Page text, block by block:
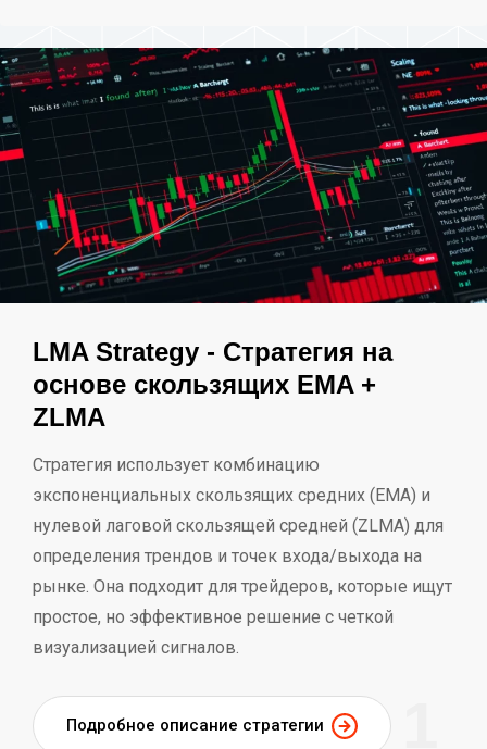
LMA Strategy - Стратегия на
основе скользящих EMA +
ZLMA
Стратегия использует комбинацию
экспоненциальных скользящих средних (EMA) и
нулевой лаговой скользящей средней (ZLMA) для
определения трендов и точек входа/выхода на
рынке. Она подходит для трейдеров, которые ищут
простое, но эффективное решение с четкой
визуализацией сигналов.
Подробное описание стратегии